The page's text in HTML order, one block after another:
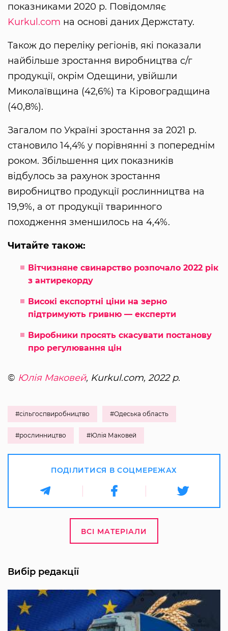
показниками 2020 р. Повідомляє
Kurkul.com на основі даних Держстату.
Також до переліку регіонів, які показали
найбільше зростання виробництва с/г
продукції, окрім Одещини, увійшли
Миколаївщина (42,6%) та Кіровоградщина
(40,8%).
Загалом по Україні зростання за 2021 р.
становило 14,4% у порівнянні з попереднім
роком. Збільшення цих показників
відбулось за рахунок зростання
виробництво продукції рослинництва на
19,9%, а от продукції тваринного
походження зменшилось на 4,4%.
Читайте також:
Вітчизняне свинарство розпочало 2022 рік
з антирекорду
Високі експортні ціни на зерно
підтримують гривню — експерти
Виробники просять скасувати постанову
про регулювання цін
© Юлія Маковей, Kurkul.com, 2022 р.
#сільгоспвиробництво #Одеська область
#рослинництво #Юлія Маковей
ПОДІЛИТИСЯ В СОЦМЕРЕЖАХ
ВСІ МАТЕРІАЛИ
Вибір редакції